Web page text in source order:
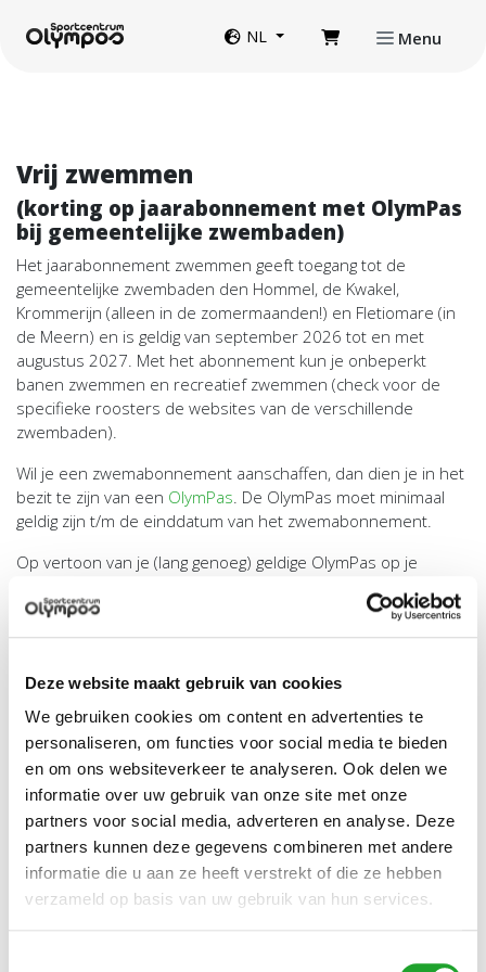
Deze website maakt gebruik van cookies
We gebruiken cookies om content en advertenties te
personaliseren, om functies voor social media te bieden
en om ons websiteverkeer te analyseren. Ook delen we
informatie over uw gebruik van onze site met onze
partners voor social media, adverteren en analyse. Deze
partners kunnen deze gegevens combineren met andere
informatie die u aan ze heeft verstrekt of die ze hebben
verzameld op basis van uw gebruik van hun services.
NL Menu
Vrij zwemmen
(korting op jaarabonnement met OlymPas
bij gemeentelijke zwembaden)
Het jaarabonnement zwemmen geeft toegang tot de
gemeentelijke zwembaden den Hommel, de Kwakel,
Krommerijn (alleen in de zomermaanden!) en Fletiomare (in
de Meern) en is geldig van september 2026 tot en met
augustus 2027. Met het abonnement kun je onbeperkt
banen zwemmen en recreatief zwemmen (check voor de
specifieke roosters de websites van de verschillende
zwembaden).
Wil je een zwemabonnement aanschaffen, dan dien je in het
bezit te zijn van een OlymPas. De OlymPas moet minimaal
geldig zijn t/m de einddatum van het zwemabonnement.
Op vertoon van je (lang genoeg) geldige OlymPas op je
je bij een van de hierboven genoemde zwembaden
vervolgens het gereduceerde tarief van € 140,00 voor een
OlymPas aanschaffen
Een OlymPas kun je bij de sportdesk of online (klik hier om te
zien wat voor jou van toepassing is ) aanschaffen. Met de
OlymPas kun je gebruikmaken van bijna het volledige
sportaanbod van Olympos.Klik hier voor een overzicht
alle sporten waar je met je OlymPas aan kunt deelnemen.
Looptijd zwemabonnement
Van september 2026 t/m augustus 2027.